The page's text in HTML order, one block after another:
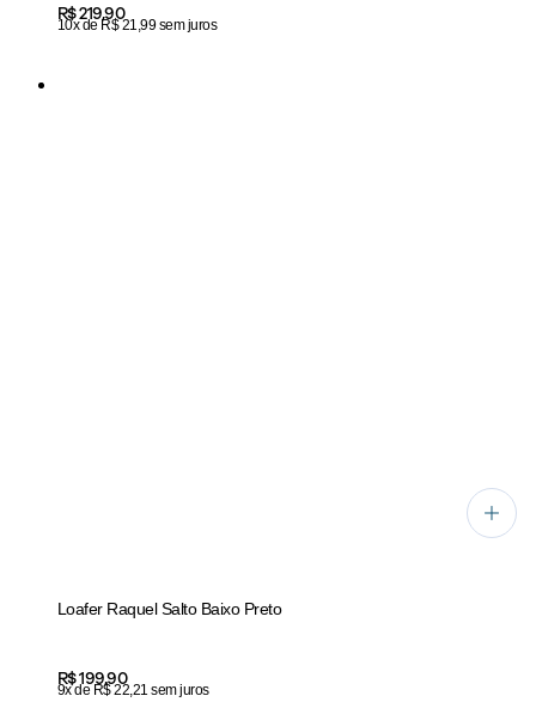
Price:
R$ 219,90
10x de R$ 21,99 sem juros
Loafer Raquel Salto Baixo Preto
Price:
R$ 199,90
9x de R$ 22,21 sem juros